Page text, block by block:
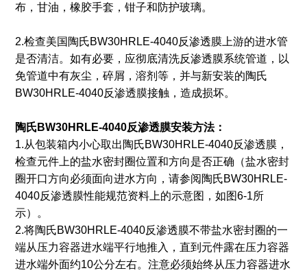
布，甘油，橡胶手套，钳子和防护玻璃。
2.检查美国陶氏BW30HRLE-4040反渗透膜上游的进水管
是否清洁。如有必要，应彻底清洗反渗透膜系统管道，以
免管道中有灰尘，碎屑，溶剂等，并与新安装的陶氏
BW30HRLE-4040反渗透膜接触，造成损坏。
陶氏BW30HRLE-4040反渗透膜安装方法：
1.从包装箱内小心取出陶氏BW30HRLE-4040反渗透膜，
检查元件上的盐水密封圈位置和方向是否正确（盐水密封
圈开口方向必须面向进水方向，请参阅陶氏BW30HRLE-
4040反渗透膜性能规范资料上的示意图，如图6-1所
示）。
2.将陶氏BW30HRLE-4040反渗透膜不带盐水密封圈的一
端从压力容器进水端平行地推入，直到元件露在压力容器
进水端外面约10公分左右。注意必须始终从压力容器进水